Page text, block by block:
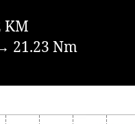
KM
21.23 Nm